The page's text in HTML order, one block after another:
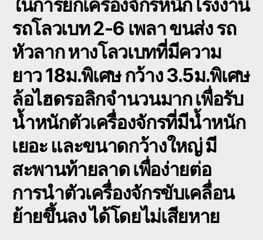
ในการยกเครื่องจักรหนักโรงงาน
รถโลวเบท 2-6 เพลา ขนส่ง รถ
หัวลาก หางโลวเบทที่มีความ
ยาว 18ม.พิเศษ กว้าง 3.5ม.พิเศษ
ล้อไฮดรอลิกจำนวนมาก เพื่อรับ
น้ำหนักตัวเครื่องจักรที่มีน้ำหนัก
เยอะ และขนาดกว้างใหญ่ มี
สะพานท้ายลาด เพื่อง่ายต่อ
การนำตัวเครื่องจักรขับเคลื่อน
ย้ายขึ้นลง ได้โดยไม่เสียหาย